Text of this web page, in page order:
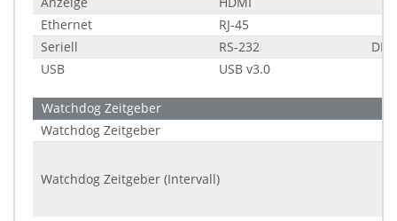
Ethernet
RJ-45
Seriell
RS-232
DB-
USB
USB v3.0
Watchdog Zeitgeber
Watchdog Zeitgeber
Watchdog Zeitgeber (Intervall)